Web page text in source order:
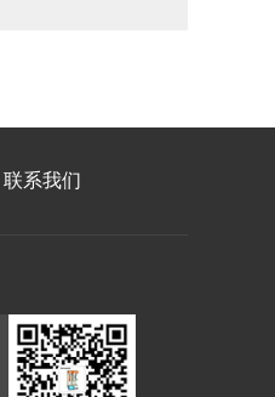
联系我们